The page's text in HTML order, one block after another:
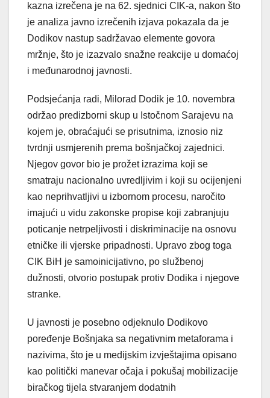
kazna izrečena je na 62. sjednici CIK-a, nakon što
je analiza javno izrečenih izjava pokazala da je
Dodikov nastup sadržavao elemente govora
mržnje, što je izazvalo snažne reakcije u domaćoj
i međunarodnoj javnosti.
Podsjećanja radi, Milorad Dodik je 10. novembra
održao predizborni skup u Istočnom Sarajevu na
kojem je, obraćajući se prisutnima, iznosio niz
tvrdnji usmjerenih prema bošnjačkoj zajednici.
Njegov govor bio je prožet izrazima koji se
smatraju nacionalno uvredljivim i koji su ocijenjeni
kao neprihvatljivi u izbornom procesu, naročito
imajući u vidu zakonske propise koji zabranjuju
poticanje netrpeljivosti i diskriminacije na osnovu
etničke ili vjerske pripadnosti. Upravo zbog toga
CIK BiH je samoinicijativno, po službenoj
dužnosti, otvorio postupak protiv Dodika i njegove
stranke.
U javnosti je posebno odjeknulo Dodikovo
poređenje Bošnjaka sa negativnim metaforama i
nazivima, što je u medijskim izvještajima opisano
kao politički manevar očaja i pokušaj mobilizacije
biračkog tijela stvaranjem dodatnih